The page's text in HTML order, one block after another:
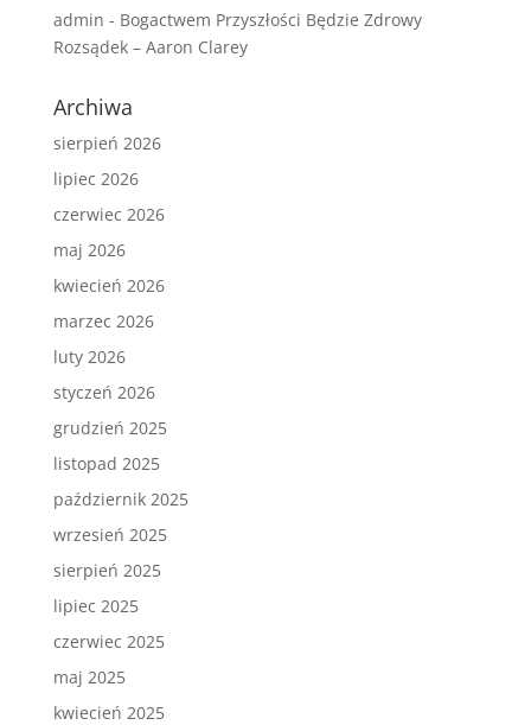
admin - Bogactwem Przyszłości Będzie Zdrowy
Rozsądek – Aaron Clarey
Archiwa
sierpień 2026
lipiec 2026
czerwiec 2026
maj 2026
kwiecień 2026
marzec 2026
luty 2026
styczeń 2026
grudzień 2025
listopad 2025
październik 2025
wrzesień 2025
sierpień 2025
lipiec 2025
czerwiec 2025
maj 2025
kwiecień 2025